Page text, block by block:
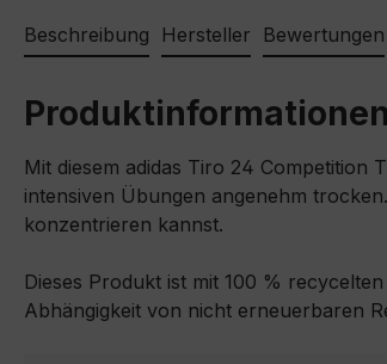
Beschreibung Hersteller Bewertungen
Mit diesem adidas Tiro 24 Competition
intensiven Übungen angenehm
konzentrieren kannst.
Dieses Produkt ist mit 100 %
Abhängigkeit von nicht erneuerbaren